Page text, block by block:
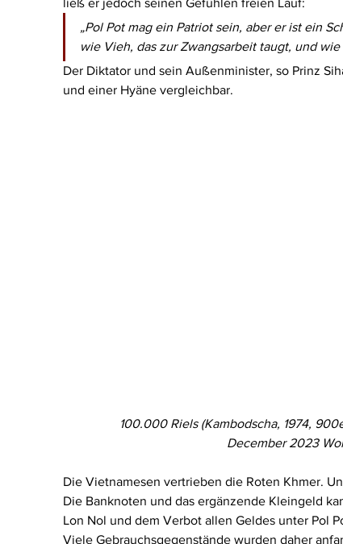
ließ er jedoch seinen Gefühlen freien Lauf:
„Pol Pot mag ein Patriot sein, aber er ist ein
wie Vieh, das zur Zwangsarbeit taugt, und
Der Diktator und sein Außenminister, so Prinz
und einer Hyäne vergleichbar.
100.000 Riels (Kambodscha, 1974,
December 2023
Die Vietnamesen vertrieben die Roten Khmer.
Die Banknoten und das ergänzende Kleingeld
Lon Nol und dem Verbot allen Geldes unter Pol
Viele Gebrauchsgegenstände wurden daher